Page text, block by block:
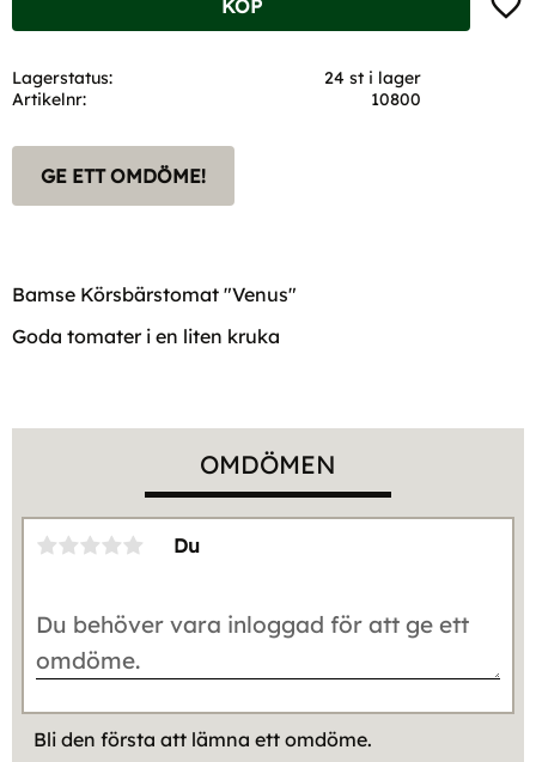
KÖP
Lagerstatus
24 st i lager
Artikelnr
10800
GE ETT OMDÖME!
Bamse Körsbärstomat "Venus"
Goda tomater i en liten kruka
OMDÖMEN
Du
Bli den första att lämna ett omdöme.